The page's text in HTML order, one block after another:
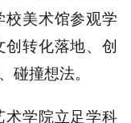
校美术馆参观学
创转化落地、创
碰撞想法。
术学院立足学科